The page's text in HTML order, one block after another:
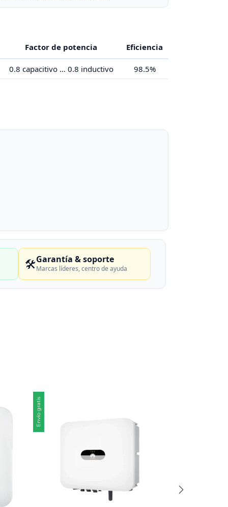
Factor de potencia Eficiencia
0.8 capacitivo … 0.8 inductivo 98.5%
🛠️Garantía & soporte
Marcas líderes, centro de ayuda
Envío gratis